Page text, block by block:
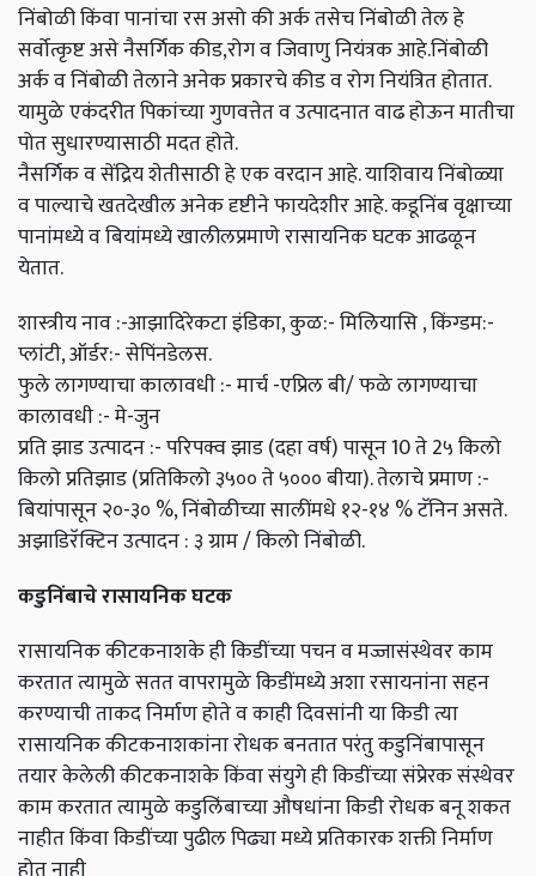
निंबोळी किंवा पानांचा रस असो की अर्क तसेच निंबोळी तेल हे
सर्वोत्कृष्ट असे नैसर्गिक कीड,रोग व जिवाणु नियंत्रक आहे.निंबोळी
अर्क व निंबोळी तेलाने अनेक प्रकारचे कीड व रोग नियंत्रित होतात.
यामुळे एकंदरीत पिकांच्या गुणवत्तेत व उत्पादनात वाढ होऊन मातीचा
पोत सुधारण्यासाठी मदत होते.
नैसर्गिक व सेंद्रिय शेतीसाठी हे एक वरदान आहे. याशिवाय निंबोळ्या
व पाल्याचे खतदेखील अनेक दृष्टीने फायदेशीर आहे. कडूनिंब वृक्षाच्या
पानांमध्ये व बियांमध्ये खालीलप्रमाणे रासायनिक घटक आढळून
येतात.
शास्त्रीय नाव :-आझादिरेकटा इंडिका, कुळ:- मिलियासि , किंग्डम:-
प्लांटी, ऑर्डर:- सेपिंनडेलस.
फुले लागण्याचा कालावधी :- मार्च -एप्रिल बी/ फळे लागण्याचा
कालावधी :- मे-जुन
प्रति झाड उत्पादन :- परिपक्व झाड (दहा वर्ष) पासून 10 ते 2५ किलो
किलो प्रतिझाड (प्रतिकिलो ३५०० ते ५००० बीया). तेलाचे प्रमाण :-
बियांपासून २०-३० %, निंबोळीच्या सालींमधे १२-१४ % टॅनिन असते.
अझाडिरॅक्टिन उत्पादन : ३ ग्राम / किलो निंबोळी.
कडुनिंबाचे रासायनिक घटक
रासायनिक कीटकनाशके ही किडींच्या पचन व मज्जासंस्थेवर काम
करतात त्यामुळे सतत वापरामुळे किडींमध्ये अशा रसायनांना सहन
करण्याची ताकद निर्माण होते व काही दिवसांनी या किडी त्या
रासायनिक कीटकनाशकांना रोधक बनतात परंतु कडुनिंबापासून
तयार केलेली कीटकनाशके किंवा संयुगे ही किडींच्या संप्रेरक संस्थेवर
काम करतात त्यामुळे कडुलिंबाच्या औषधांना किडी रोधक बनू शकत
नाहीत किंवा किडींच्या पुढील पिढ्या मध्ये प्रतिकारक शक्ती निर्माण